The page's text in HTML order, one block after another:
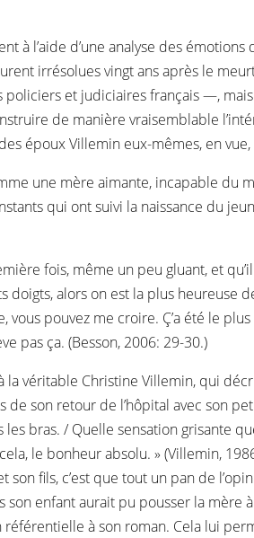
à l’aide d’une analyse des
irrésolues vingt ans après le
et judiciaires français —,
de manière vraisemblable
époux Villemin eux-mêmes, en
une mère aimante, incapable du
qui ont suivi la naissance du
fois, même un peu gluant, et qu’il
doigts, alors on est la plus heureuse
pouvez me croire. Ç’a été le
pas ça. (Besson, 2006: 29-30.)
la véritable Christine Villemin, qui
son retour de l’hôpital avec son
bras. / Quelle sensation grisante
le bonheur absolu. » (Villemin,
fils, c’est que tout un pan de
son enfant aurait pu pousser la
à son roman. Cela lui